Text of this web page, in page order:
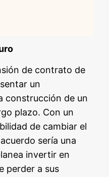
de contrato de
un
construcción de un
plazo. Con un
de cambiar el
sería una
invertir en
perder a sus